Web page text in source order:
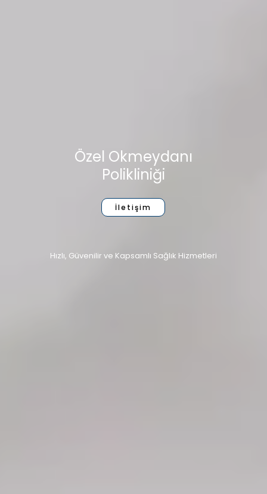
Sağlığınıza Değer Veren Poliklinik Hizmeti
Özel Okmeydanı
Polikliniği
İletişim